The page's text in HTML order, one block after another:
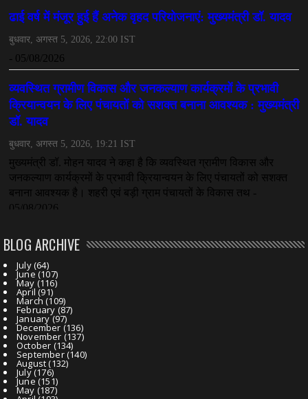
महादेव ऐप केस में बड़ा एक्शन, सौरभ चंद्राकर हिरासत में
तीजन बाई को याद करेगा छत्तीसगढ़ का लोक कला जगत
July 07, 2026
BLOG ARCHIVE
July(64)
June(107)
May (116)
April (91)
March (109)
February (87)
January(97)
December (136)
November (137)
October (134)
September(140)
August(132)
July(176)
June(151)
May (187)